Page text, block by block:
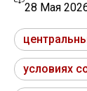
28 Мая
условиях